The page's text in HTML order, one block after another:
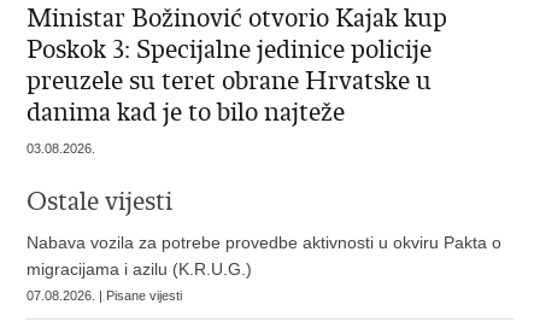
Ministar Božinović otvorio Kajak kup
Poskok 3: Specijalne jedinice policije
preuzele su teret obrane Hrvatske u
danima kad je to bilo najteže
03.08.2026.
Ostale vijesti
Nabava vozila za potrebe provedbe aktivnosti u okviru Pakta o
migracijama i azilu (K.R.U.G.)
07.08.2026. | Pisane vijesti